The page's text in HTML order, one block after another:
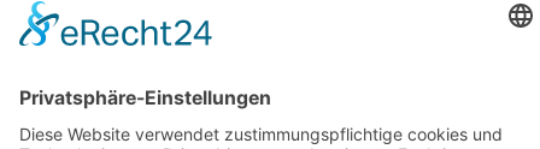
Do
09:00 Uhr - 18:00 Uhr
Fr
09:00 Uhr - 18:00 Uhr
und Termin nach Vereinbarung